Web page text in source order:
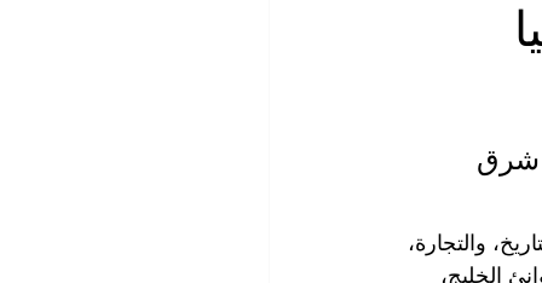
شرق
والتجارة،
الخليج،